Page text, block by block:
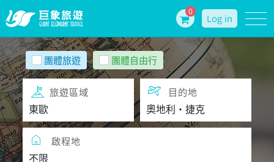
0
Log in
團體旅遊 團體自由行
旅遊區域 目的地
啟程地